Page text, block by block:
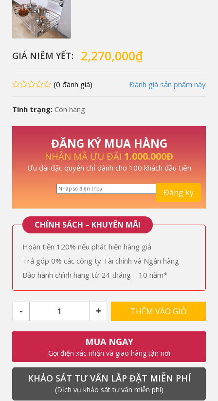
GIÁ NIÊM YẾT: 2,270,000₫
(0 đánh giá) Đánh giá sản phẩm này
Tình trạng: Còn hàng
ĐĂNG KÝ MUA HÀNG
NHẬN MÃ ƯU ĐÃI 1.000.000Đ
Ưu đãi đặc quyền chỉ dành cho 100 khách đầu tiên
CHÍNH SÁCH – KHUYẾN MÃI
Hoàn tiền 120% nếu phát hiện hàng giả
Trả góp 0% các công ty Tài chính và Ngân hàng
Bảo hành chính hãng từ 24 tháng – 10 năm*
+
- THÊM VÀO GIỎ
MUA NGAY
Gọi điện xác nhận và giao hàng tận nơi
KHẢO SÁT TƯ VẤN LẮP ĐẶT MIỄN PHÍ
(Dịch vụ khảo sát tư vấn miễn phí)